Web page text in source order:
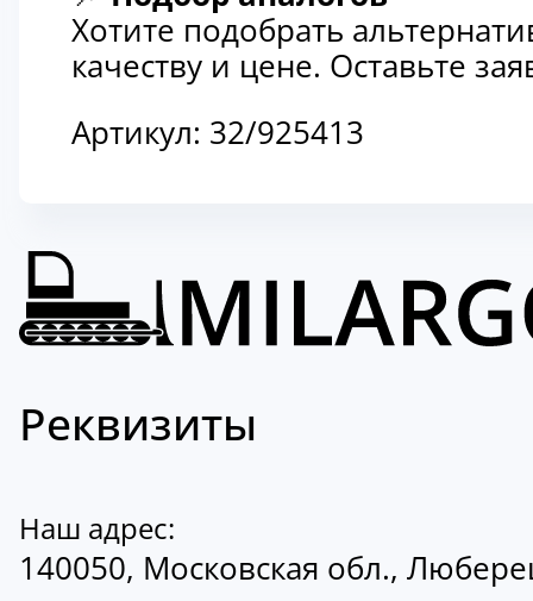
Хотите подобрать
качеству и цене. Оставьте
Артикул: 32/925413
Реквизиты
Наш адрес:
140050, Московская обл.,